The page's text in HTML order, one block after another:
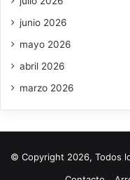
junio 2026
mayo 2026
abril 2026
marzo 2026
© Copyright 2026, Todos